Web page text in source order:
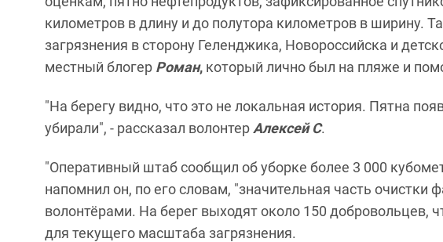
километров в длину и до полутора километров в ширину.
загрязнения в сторону Геленджика, Новороссийска и
местный блогер Роман, который лично был на пляже и
"На берегу видно, что это не локальная история. Пятна
убирали", - рассказал волонтер Алексей С.
"Оперативный штаб сообщил об уборке более 3 000
напомнил он, по его словам, "значительная часть очистки
волонтёрами. На берег выходят около 150 добровольцев,
для текущего масштаба загрязнения.